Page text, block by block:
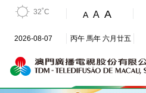
32˚C A A A
2026-08-07 丙午 馬年 六月廿五